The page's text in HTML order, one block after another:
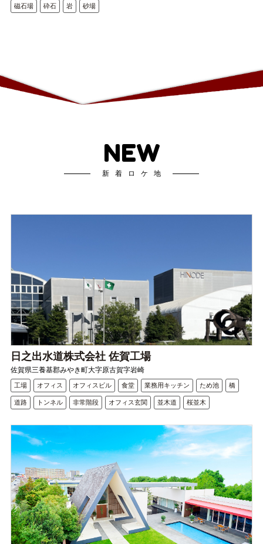
磁石場 砕石 岩 砂場
NEW
新着ロケ地
日之出水道株式会社 佐賀工場
佐賀県三養基郡みやき町大字原古賀字岩崎
工場 オフィス オフィスビル 食堂 業務用キッチン ため池 橋
道路 トンネル 非常階段 オフィス玄関 並木道 桜並木